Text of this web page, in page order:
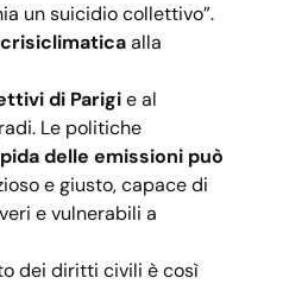
un suicidio collettivo”.
alla
di Parigie al
Le politiche
delle emissioni può
e giusto, capace di
e vulnerabili a
dei diritti civili è così